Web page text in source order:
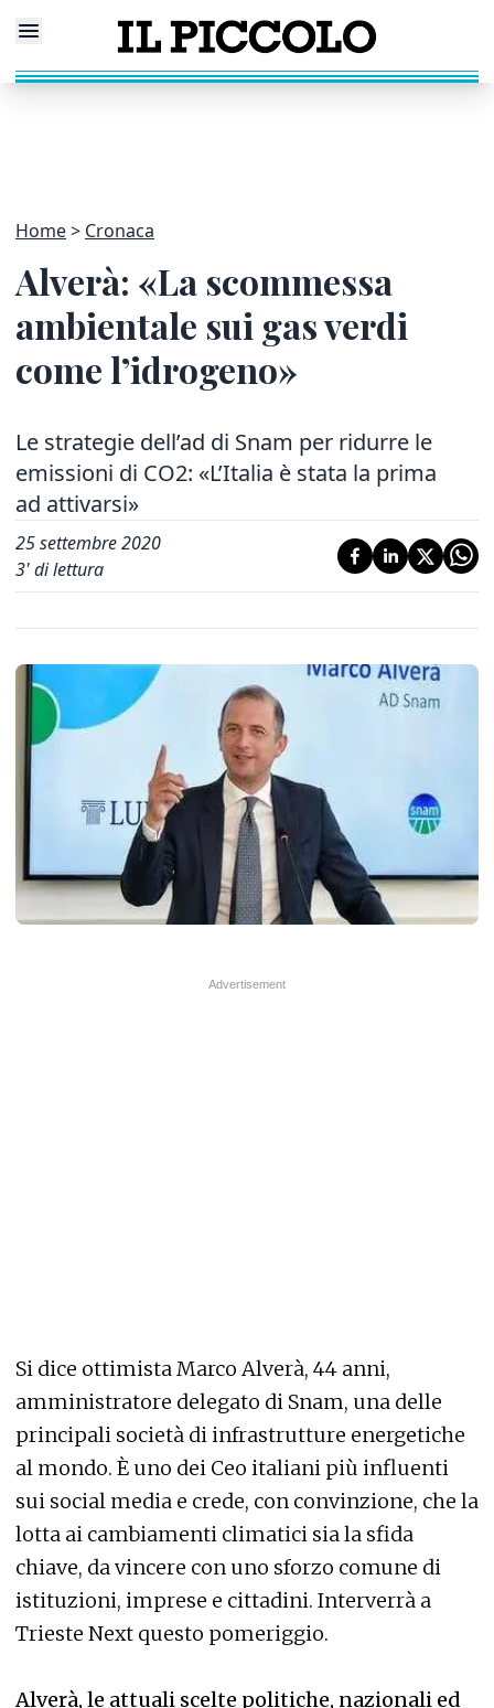
Home Cronaca
Alverà: «La scommessa
ambientale sui gas verdi
come l’idrogeno»
Le strategie dell’ad di Snam per ridurre le
emissioni di CO2: «L’Italia è stata la prima
ad attivarsi»
25 settembre 2020
3' di lettura
Si dice ottimista Marco Alverà, 44 anni,
amministratore delegato di Snam, una delle
principali società di infrastrutture energetiche
al mondo. È uno dei Ceo italiani più influenti
sui social media e crede, con convinzione, che la
lotta ai cambiamenti climatici sia la sfida
chiave, da vincere con uno sforzo comune di
istituzioni, imprese e cittadini. Interverrà a
Trieste Next questo pomeriggio.
Alverà, le attuali scelte politiche, nazionali ed